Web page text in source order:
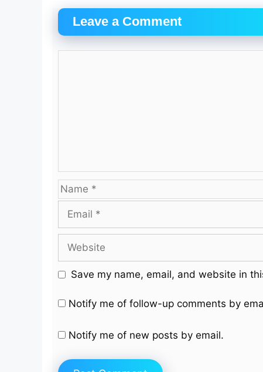
Leave a Comment
Comment
Name
Save my name, email, and website in
Notify me of follow-up comments by
Notify me of new posts by email.